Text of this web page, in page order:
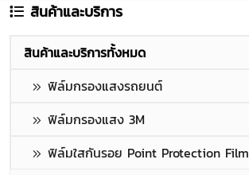
สินค้าและบริการ
สินค้าและบริการทั้งหมด
ฟิล์มกรองแสงรถยนต์
ฟิล์มกรองแสง 3M
ฟิล์มใสกันรอย Point Protection Film